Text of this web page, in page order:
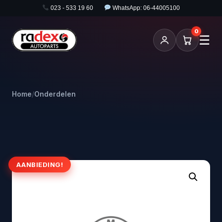
023 - 533 19 60 WhatsApp: 06-44005100
0
☰
Home/Onderdelen
AANBIEDING!